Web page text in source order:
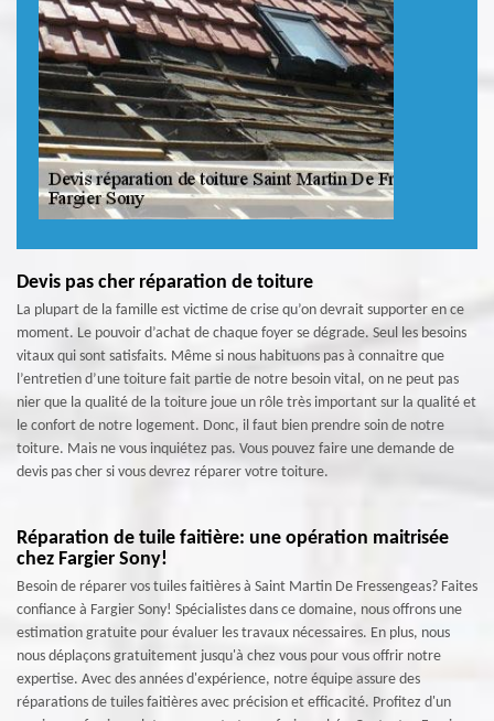
Devis pas cher réparation de toiture
La plupart de la famille est victime de crise qu’on devrait supporter en ce
moment. Le pouvoir d’achat de chaque foyer se dégrade. Seul les besoins
vitaux qui sont satisfaits. Même si nous habituons pas à connaitre que
l’entretien d’une toiture fait partie de notre besoin vital, on ne peut pas
nier que la qualité de la toiture joue un rôle très important sur la qualité et
le confort de notre logement. Donc, il faut bien prendre soin de notre
toiture. Mais ne vous inquiétez pas. Vous pouvez faire une demande de
devis pas cher si vous devrez réparer votre toiture.
Réparation de tuile faitière: une opération maitrisée
chez Fargier Sony!
Besoin de réparer vos tuiles faitières à Saint Martin De Fressengeas? Faites
confiance à Fargier Sony! Spécialistes dans ce domaine, nous offrons une
estimation gratuite pour évaluer les travaux nécessaires. En plus, nous
nous déplaçons gratuitement jusqu'à chez vous pour vous offrir notre
expertise. Avec des années d'expérience, notre équipe assure des
réparations de tuiles faitières avec précision et efficacité. Profitez d'un